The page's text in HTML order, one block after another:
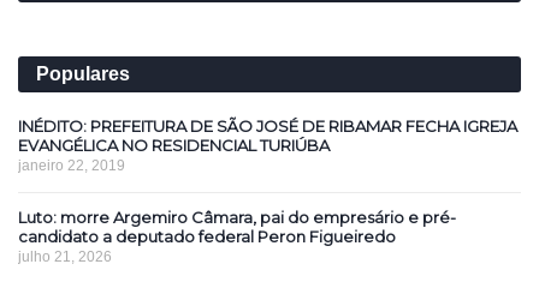
Populares
INÉDITO: PREFEITURA DE SÃO JOSÉ DE RIBAMAR FECHA IGREJA
EVANGÉLICA NO RESIDENCIAL TURIÚBA
janeiro 22, 2019
Luto: morre Argemiro Câmara, pai do empresário e pré-
candidato a deputado federal Peron Figueiredo
julho 21, 2026